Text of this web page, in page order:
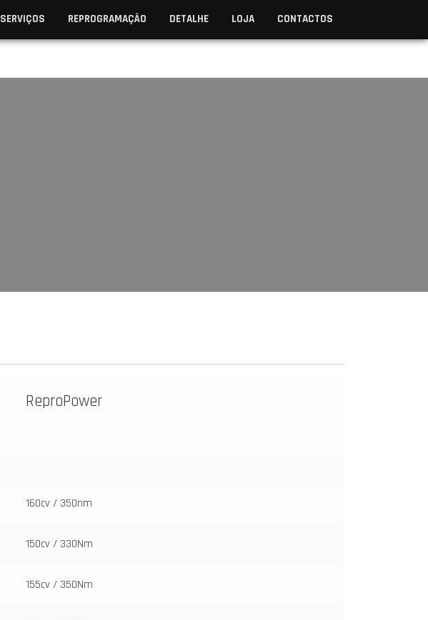
SERVIÇOS REPROGRAMAÇÃO DETALHE LOJA CONTACTOS
ReproPower
160cv / 350nm
150cv / 330Nm
155cv / 350Nm